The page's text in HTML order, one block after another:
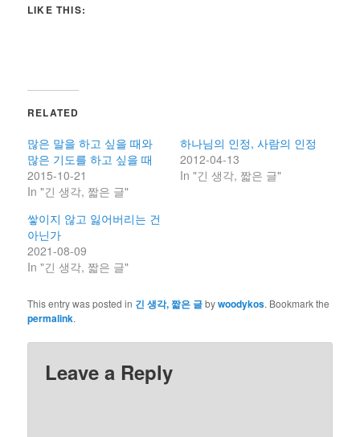
LIKE THIS:
RELATED
많은 말을 하고 싶을 때와
많은 기도를 하고 싶을 때
2015-10-21
In "긴 생각, 짧은 글"
하나님의 인정, 사람의 인정
2012-04-13
In "긴 생각, 짧은 글"
쌓이지 않고 잃어버리는 건
아닌가
2021-08-09
In "긴 생각, 짧은 글"
This entry was posted in 긴 생각, 짧은 글bywoodykos. Bookmark the
permalink.
Leave a Reply